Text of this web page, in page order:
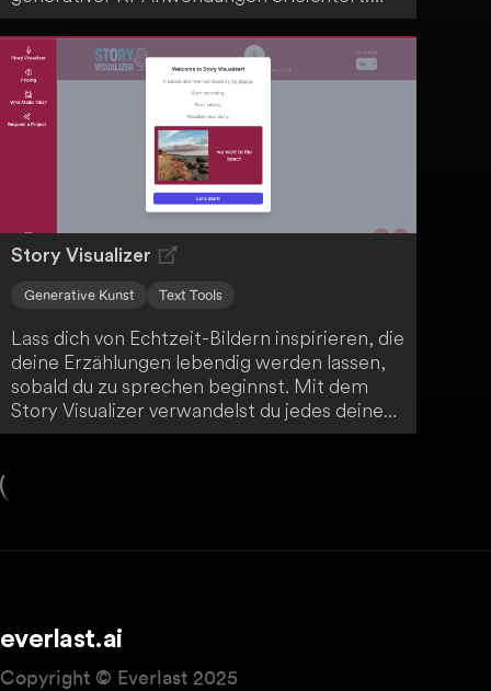
Diese innovative Technologie macht das
Erstellen solcher Anwendungen für dich
zugänglich, ohne dass du tiefgehende
Programmierkenntnisse benötigst.
Story Visualizer
Generative Kunst Text Tools
Lass dich von Echtzeit-Bildern inspirieren, die
deine Erzählungen lebendig werden lassen,
sobald du zu sprechen beginnst. Mit dem
Story Visualizer verwandelst du jedes deiner
Worte in ein visuell packendes Erlebnis - ob
everlast.ai
Copyright © Everlast 2025